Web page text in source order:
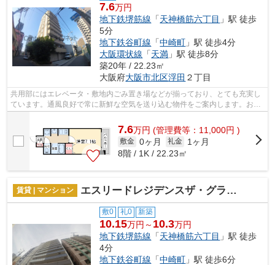
7.6万円
地下鉄堺筋線 「天神橋筋六丁目 」駅 徒歩
5分
地下鉄谷町線 「中崎町 」駅 徒歩4分
大阪環状線 「天満 」駅 徒歩8分
築20年 / 22.23㎡
大阪府大阪市北区浮田 ２丁目
共用部にはエレベータ・敷地内ごみ置き場などが揃っており、とても充実し
ています。通風良好で常に新鮮な空気を送り込む物件をご案内します。おし
7.6万円 (管理費等：11,000円 )
敷金 0ヶ月 礼金
1ヶ月
8階 / 1K / 22.23㎡
賃貸 | マンション エスリードレジデンスザ・グラン梅田イースト
敷0 礼0 新築
10.15万円～ 10.3万円
地下鉄堺筋線 「天神橋筋六丁目 」駅 徒歩
4分
地下鉄谷町線 「中崎町 」駅 徒歩6分